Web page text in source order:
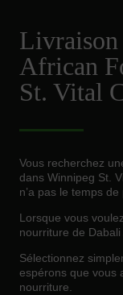
Livraison
African
St. Vital
Vous recherchez
dans Winnipeg St.
n’a pas le temps
Lorsque vous
nourriture de
Sélectionnez
espérons que vous
nourriture.